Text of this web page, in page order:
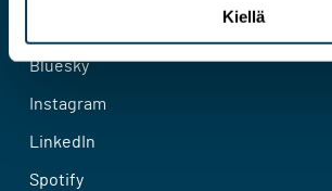
Kiellä
Bluesky
Instagram
LinkedIn
Spotify